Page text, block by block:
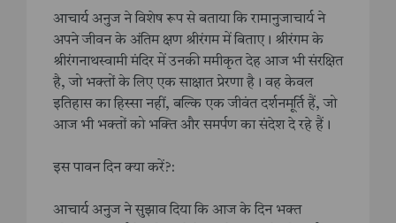
आचार्य अनुज ने विशेष रूप से बताया कि रामानुजाचार्य ने
अपने जीवन के अंतिम क्षण श्रीरंगम में बिताए। श्रीरंगम के
श्रीरंगनाथस्वामी मंदिर में उनकी ममीकृत देह आज भी संरक्षित
है, जो भक्तों के लिए एक साक्षात प्रेरणा है। वह केवल
इतिहास का हिस्सा नहीं, बल्कि एक जीवंत दर्शनमूर्ति हैं, जो
आज भी भक्तों को भक्ति और समर्पण का संदेश दे रहे हैं।
इस पावन दिन क्या करें?:
आचार्य अनुज ने सुझाव दिया कि आज के दिन भक्त